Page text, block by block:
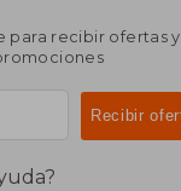
para recibir ofertas y